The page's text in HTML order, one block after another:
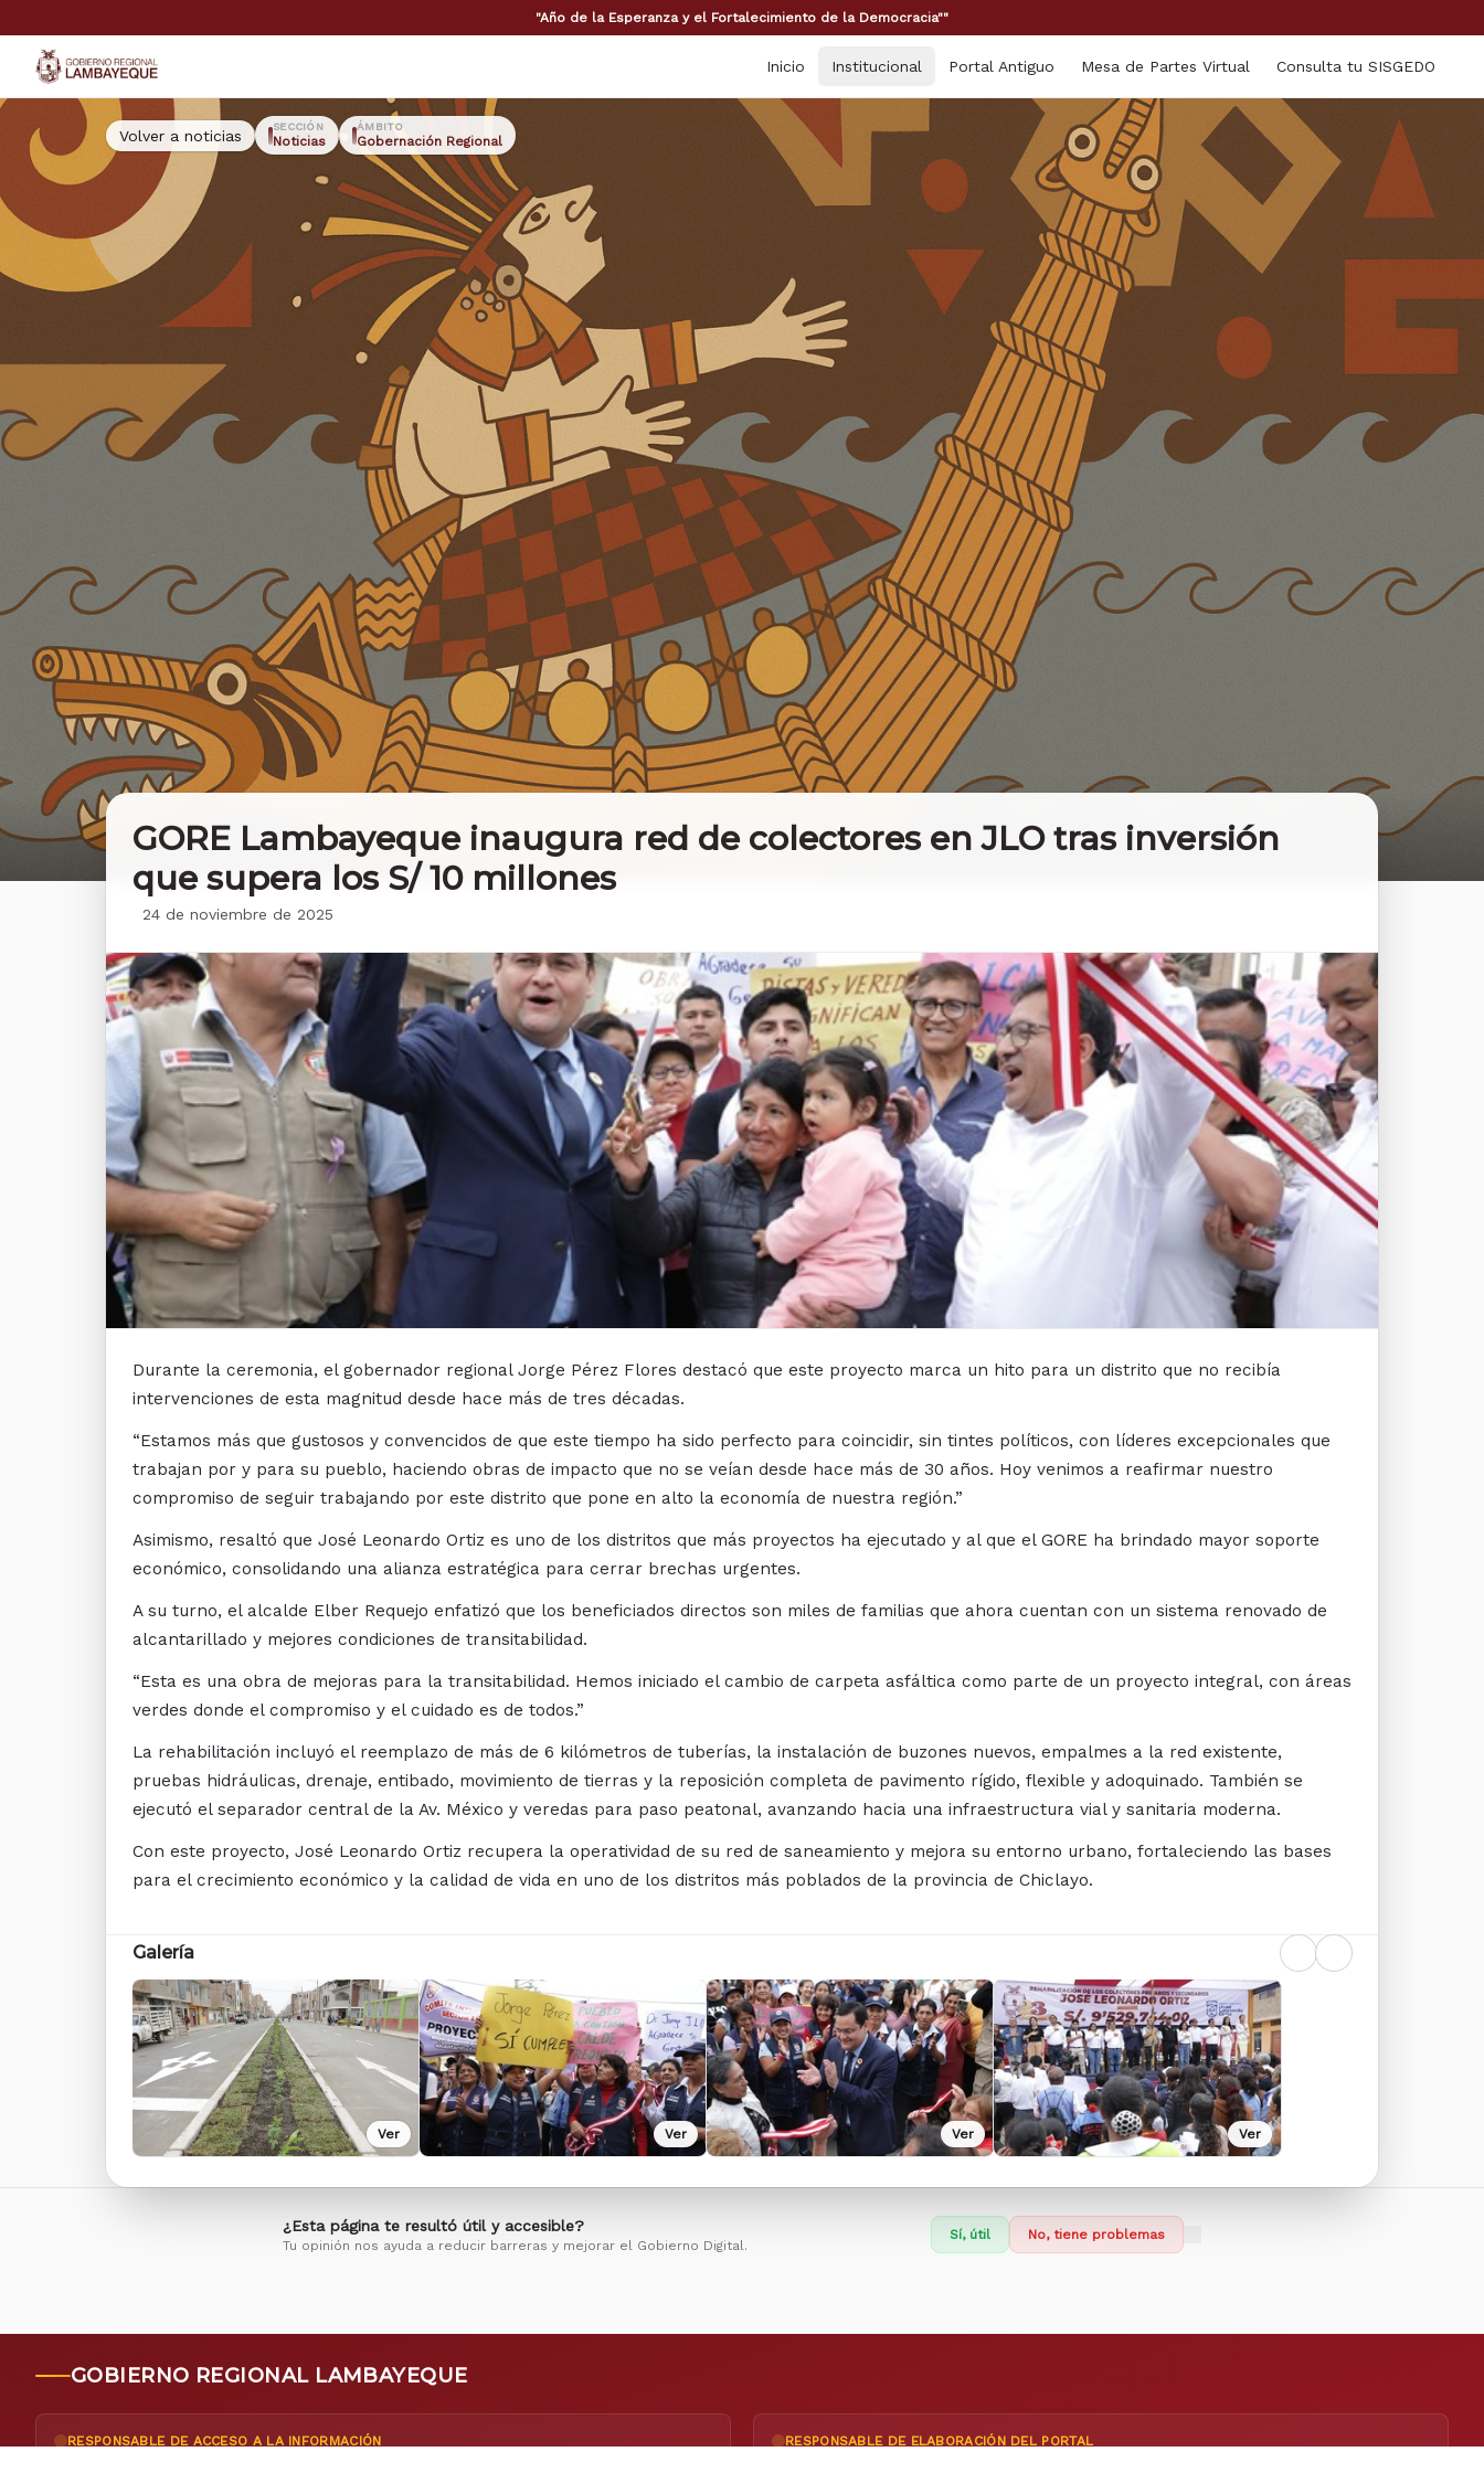
"Año de la Esperanza y el Fortalecimiento de la Democracia""
GORE Lambayeque
Inicio Institucional Portal Antiguo Mesa de Partes Virtual Consulta tu SISGEDO
Volver a noticias SECCIÓN
Noticias
ÁMBITO
Gobernación Regional
GORE Lambayeque inaugura red de colectores en JLO tras inversión
que supera los S/ 10 millones
24 de noviembre de 2025
Durante la ceremonia, el gobernador regional Jorge Pérez Flores destacó que este proyecto marca un hito para un distrito que no recibía
intervenciones de esta magnitud desde hace más de tres décadas.
“Estamos más que gustosos y convencidos de que este tiempo ha sido perfecto para coincidir, sin tintes políticos, con líderes excepcionales que
trabajan por y para su pueblo, haciendo obras de impacto que no se veían desde hace más de 30 años. Hoy venimos a reafirmar nuestro
compromiso de seguir trabajando por este distrito que pone en alto la economía de nuestra región.”
Asimismo, resaltó que José Leonardo Ortiz es uno de los distritos que más proyectos ha ejecutado y al que el GORE ha brindado mayor soporte
económico, consolidando una alianza estratégica para cerrar brechas urgentes.
A su turno, el alcalde Elber Requejo enfatizó que los beneficiados directos son miles de familias que ahora cuentan con un sistema renovado de
alcantarillado y mejores condiciones de transitabilidad.
“Esta es una obra de mejoras para la transitabilidad. Hemos iniciado el cambio de carpeta asfáltica como parte de un proyecto integral, con áreas
verdes donde el compromiso y el cuidado es de todos.”
La rehabilitación incluyó el reemplazo de más de 6 kilómetros de tuberías, la instalación de buzones nuevos, empalmes a la red existente,
pruebas hidráulicas, drenaje, entibado, movimiento de tierras y la reposición completa de pavimento rígido, flexible y adoquinado. También se
ejecutó el separador central de la Av. México y veredas para paso peatonal, avanzando hacia una infraestructura vial y sanitaria moderna.
Con este proyecto, José Leonardo Ortiz recupera la operatividad de su red de saneamiento y mejora su entorno urbano, fortaleciendo las bases
para el crecimiento económico y la calidad de vida en uno de los distritos más poblados de la provincia de Chiclayo.
Galería
Ver Ver Ver Ver
¿Esta página te resultó útil y accesible?
Tu opinión nos ayuda a reducir barreras y mejorar el Gobierno Digital.
Sí, útil No, tiene problemas
GOBIERNO REGIONAL LAMBAYEQUE
RESPONSABLE DE ACCESO A LA INFORMACIÓN RESPONSABLE DE ELABORACIÓN DEL PORTAL